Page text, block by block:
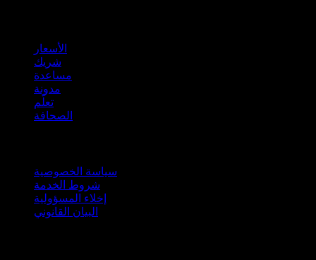
الأسعار
شريك
مساعدة
مدونة
تعلّم
الصحافة
سياسة الخصوصية
شروط الخدمة
إخلاء المسؤولية
البيان القانوني